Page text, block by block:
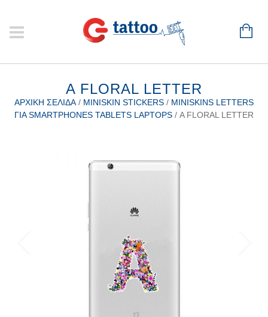
Α FLORAL LETTER
ΑΡΧΙΚΉ ΣΕΛΊΔΑ / MINISKIN STICKERS / MINISKINS LETTERS
ΓΙΑ SMARTPHONES TABLETS LAPTOPS / Α FLORAL LETTER